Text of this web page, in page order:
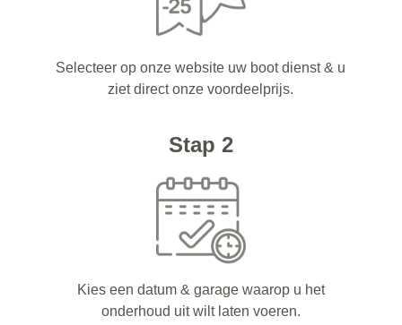
Selecteer op onze website uw boot dienst & u
ziet direct onze voordeelprijs.
Stap 2
Kies een datum & garage waarop u het
onderhoud uit wilt laten voeren.